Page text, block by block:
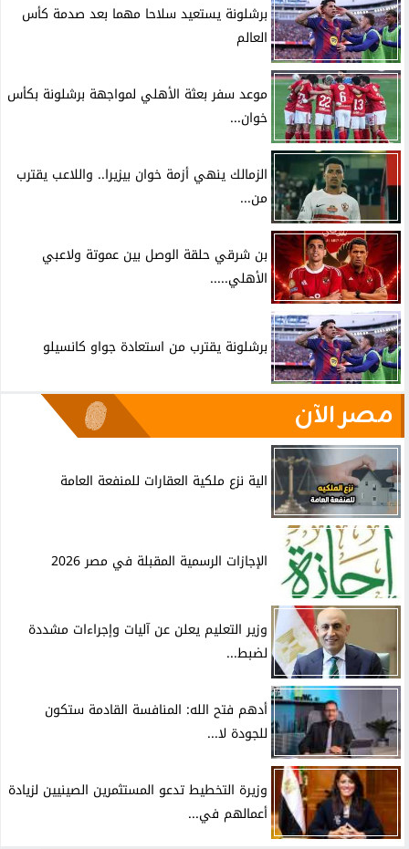
برشلونة يستعيد سلاحا مهما بعد صدمة كأس
العالم
موعد سفر بعثة الأهلي لمواجهة برشلونة بكأس
خوان...
الزمالك ينهي أزمة خوان بيزيرا.. واللاعب يقترب
من...
بن شرقي حلقة الوصل بين عموتة ولاعبي
الأهلي.....
برشلونة يقترب من استعادة جواو كانسيلو
مصر الآن
الية نزع ملكية العقارات للمنفعة العامة
الإجازات الرسمية المقبلة في مصر 2026
وزير التعليم يعلن عن آليات وإجراءات مشددة
لضبط...
أدهم فتح الله: المنافسة القادمة ستكون
للجودة لا...
وزيرة التخطيط تدعو المستثمرين الصينيين لزيادة
أعمالهم في...